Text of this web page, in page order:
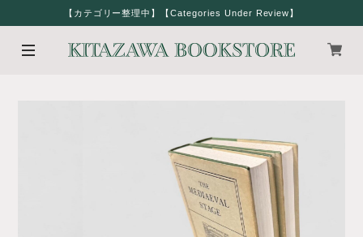
【カテゴリー整理中】【Categories Under Review】